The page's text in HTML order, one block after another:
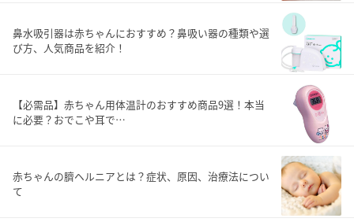
鼻水吸引器は赤ちゃんにおすすめ？鼻吸い器の種類や選
び方、人気商品を紹介！
【必需品】赤ちゃん用体温計のおすすめ商品9選！本当
に必要？おでこや耳で…
赤ちゃんの臍ヘルニアとは？症状、原因、治療法につい
て